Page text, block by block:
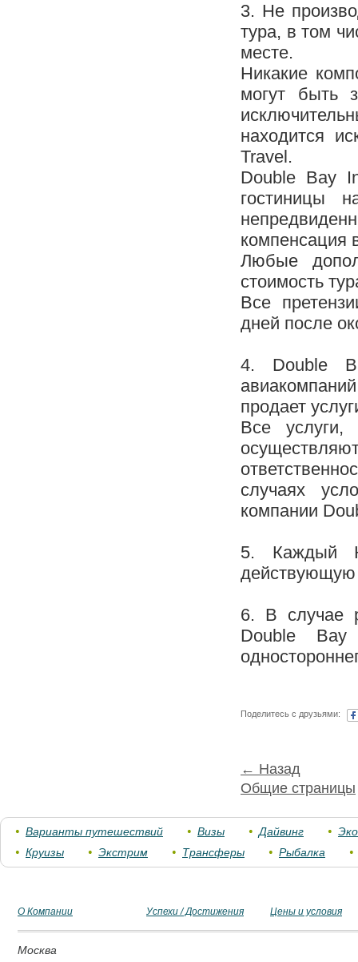
3. Не
тура, в том
месте.
Никакие
могут быть
находится
Travel.
Double Bay
гостиницы
компенсация
Любые
стоимость
Все
дней после
4. Double
продает
Все услуги,
случаях
компании
5. Каждый
действующую
6. В случае
Double Bay
Поделитесь с друзьями:
← Назад
Общие страницы
Варианты путешествий Визы Дайвинг
Круизы
Экстрим Трансферы Рыбалка
О Компании Успехи / Достижения Цены и условия
Москва